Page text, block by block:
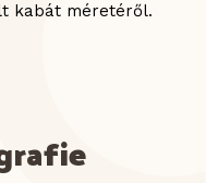
kabát méretéről.